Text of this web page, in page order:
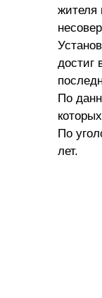
жителя
достиг
По
По
лет.